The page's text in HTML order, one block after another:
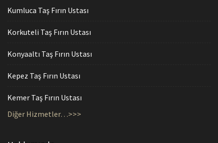
Kumluca Taş Fırın Ustası
Korkuteli Taş Fırın Ustası
Konyaaltı Taş Fırın Ustası
Kepez Taş Fırın Ustası
Kemer Taş Fırın Ustası
Diğer Hizmetler…>>>